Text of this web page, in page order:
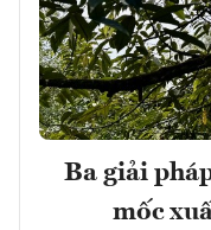
Ba giải
mốc